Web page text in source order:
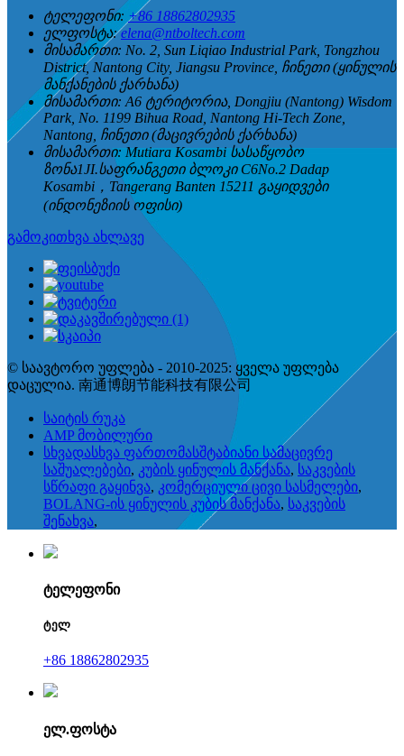
ტელეფონი: +86 18862802935
ელფოსტა: elena@ntboltech.com
მისამართი: No. 2, Sun Liqiao Industrial Park, Tongzhou
District, Nantong City, Jiangsu Province, ჩინეთი (ყინულის
მანქანების ქარხანა)
მისამართი: A6 ტერიტორია, Dongjiu (Nantong) Wisdom
Park, No. 1199 Bihua Road, Nantong Hi-Tech Zone,
Nantong, ჩინეთი (მაცივრების ქარხანა)
მისამართი: Mutiara Kosambi სასაწყობო
ზონა1JI.საფრანგეთი ბლოკი C6No.2 Dadap
Kosambi，Tangerang Banten 15211 გაყიდვები
(ინდონეზიის ოფისი)
გამოკითხვა ახლავე
© საავტორო უფლება - 2010-2025: ყველა უფლება
დაცულია. 南通博朗节能科技有限公司
საიტის რუკა
AMP მობილური
სხვადასხვა ფართომასშტაბიანი სამაცივრე
საშუალებები, კუბის ყინულის მანქანა, საკვების
სწრაფი გაყინვა, კომერციული ცივი სასმელები,
BOLANG-ის ყინულის კუბის მანქანა, საკვების
შენახვა,
ტელეფონი
ტელ
+86 18862802935
ელ.ფოსტა